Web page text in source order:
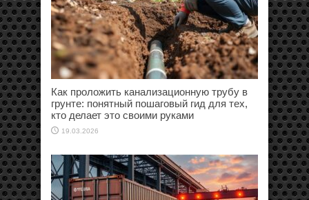
Как проложить канализационную трубу в
грунте: понятный пошаговый гид для тех,
кто делает это своими руками
19.03.2026